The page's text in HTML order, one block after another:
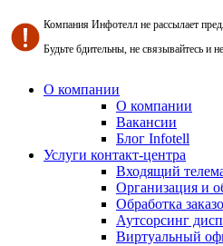
Компания Инфотелл не рассылает
Будьте бдительны, не связывайтесь и
О компании
О компании
Вакансии
Блог Infotell
Услуги контакт-центра
Входящий
Организация и
Обработка
Аутсорсинг
Виртуальный